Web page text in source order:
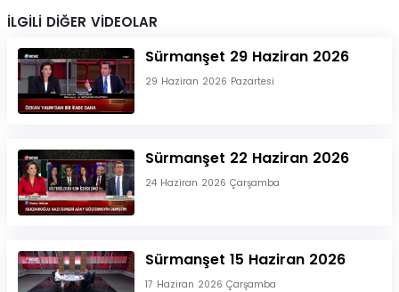
İLGİLİ DİĞER VİDEOLAR
Sürmanşet 29 Haziran 2026
29 Haziran 2026 Pazartesi
Sürmanşet 22 Haziran 2026
24 Haziran 2026 Çarşamba
Sürmanşet 15 Haziran 2026
17 Haziran 2026 Çarşamba